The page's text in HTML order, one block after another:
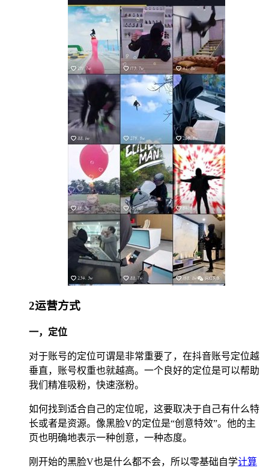
2运营方式
一，定位
对于账号的定位可谓是非常重要了，在抖音账号定位越
垂直，账号权重也就越高。一个良好的定位是可以帮助
我们精准吸粉，快速涨粉。
如何找到适合自己的定位呢，这要取决于自己有什么特
长或者是资源。像黑脸V的定位是“创意特效”。他的主
页也明确地表示一种创意，一种态度。
刚开始的黑脸V也是什么都不会，所以零基础自学计算